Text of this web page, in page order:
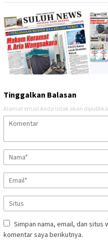
Tinggalkan Balasan
Alamat email Anda tidak akan
Simpan nama, email, dan situs
komentar saya berikutnya.